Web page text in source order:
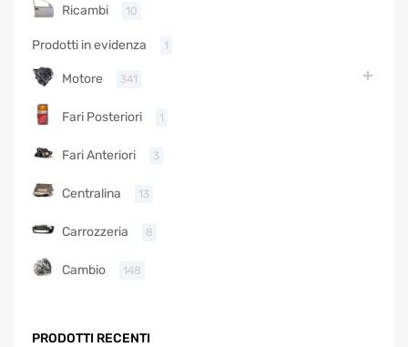
Ricambi 10
Prodotti in evidenza 1
Motore 341
Fari Posteriori 1
Fari Anteriori 3
Centralina 13
Carrozzeria 8
Cambio 148
PRODOTTI RECENTI